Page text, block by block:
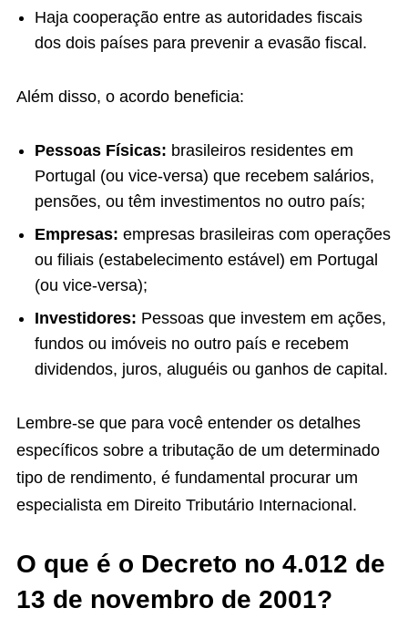
Haja cooperação entre as autoridades fiscais
dos dois países para prevenir a evasão fiscal.
Além disso, o acordo beneficia:
Pessoas Físicas: brasileiros residentes em
Portugal (ou vice-versa) que recebem salários,
pensões, ou têm investimentos no outro país;
Empresas: empresas brasileiras com operações
ou filiais (estabelecimento estável) em Portugal
(ou vice-versa);
Investidores: Pessoas que investem em ações,
fundos ou imóveis no outro país e recebem
dividendos, juros, aluguéis ou ganhos de capital.
Lembre-se que para você entender os detalhes
específicos sobre a tributação de um determinado
tipo de rendimento, é fundamental procurar um
especialista em Direito Tributário Internacional.
O que é o Decreto no 4.012 de
13 de novembro de 2001?